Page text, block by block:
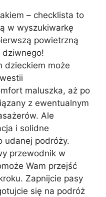
– checklista to
w wyszukiwarkę
powietrzną
dziwnego!
dzieckiem może
maluszka, aż po
z ewentualnym
Ale
i solidne
udanej podróży.
przewodnik w
Wam przejść
Zapnijcie pasy
się na podróż